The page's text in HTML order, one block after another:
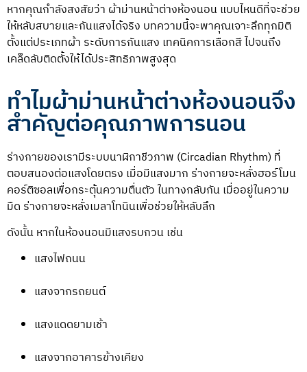
หากคุณกำลังสงสัยว่า ผ้าม่านหน้าต่างห้องนอน แบบไหนดีที่จะช่วย
ให้หลับสบายและกันแสงได้จริง บทความนี้จะพาคุณเจาะลึกทุกมิติ
ตั้งแต่ประเภทผ้า ระดับการกันแสง เทคนิคการเลือกสี ไปจนถึง
เคล็ดลับติดตั้งให้ได้ประสิทธิภาพสูงสุด
ทำไมผ้าม่านหน้าต่างห้องนอนจึง
สำคัญต่อคุณภาพการนอน
ร่างกายของเรามีระบบนาฬิกาชีวภาพ (Circadian Rhythm) ที่
ตอบสนองต่อแสงโดยตรง เมื่อมีแสงมาก ร่างกายจะหลั่งฮอร์โมน
คอร์ติซอลเพื่อกระตุ้นความตื่นตัว ในทางกลับกัน เมื่ออยู่ในความ
มืด ร่างกายจะหลั่งเมลาโทนินเพื่อช่วยให้หลับลึก
ดังนั้น หากในห้องนอนมีแสงรบกวน เช่น
แสงไฟถนน
แสงจากรถยนต์
แสงแดดยามเช้า
แสงจากอาคารข้างเคียง